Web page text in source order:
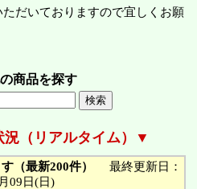
だいておりますので宜しくお願
商品を探す
（リアルタイム）▼